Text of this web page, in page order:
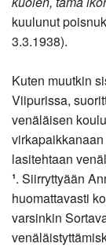
kuulunut
3.3.1938).
Kuten muutkin
Viipurissa,
venäläisen
lasitehtaan
¹. Siirryttyään
huomattavasti
varsinkin